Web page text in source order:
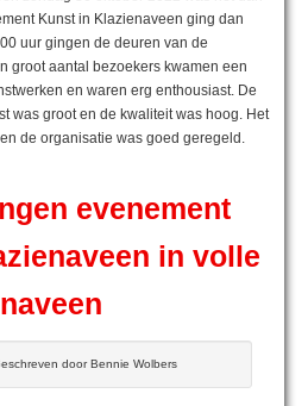
Kunst in Klazienaveen ging dan
uur gingen de deuren van de
groot aantal bezoekers kwamen een
en waren erg enthousiast. De
was groot en de kwaliteit was hoog. Het
de organisatie was goed geregeld.
evenement
in volle
door Bennie Wolbers